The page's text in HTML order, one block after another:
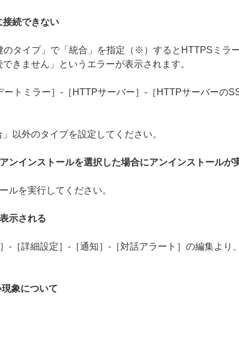
接続できない
タイプ」で「統合」を指定（※）するとHTTPSミラ
きません」というエラーが表示されます。
トミラー］-［HTTPサーバー］-［HTTPサーバーの
以外のタイプを設定してください。
ンインストールを選択した場合にアンインストールが
ルを実行してください。
示される
-［詳細設定］-［通知］-［対話アラート］の編集より
象について